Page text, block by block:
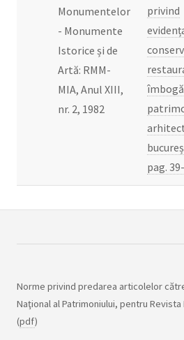
Monumentelor
- Monumente
Istorice și de
Artă: RMM-
MIA, Anul XIII,
nr. 2, 1982
privind
pag.
Norme privind predarea articolelor
Naţional al Patrimoniului, pentru
(pdf)